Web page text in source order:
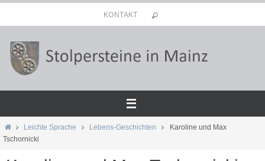
Inhalt
springen
KONTAKT
Start Leichte Sprache Lebens-Geschichten
Karoline und Max
Tschornicki